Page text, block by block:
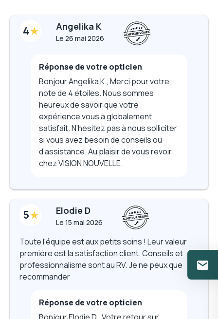
4 Angelika K
Le 26 mai 2026
Réponse de votre opticien
Bonjour Angelika K., Merci pour votre
note de 4 étoiles. Nous sommes
heureux de savoir que votre
expérience vous a globalement
satisfait. N’hésitez pas à nous solliciter
si vous avez besoin de conseils ou
d’assistance. Au plaisir de vous revoir
chez VISION NOUVELLE.
5 Elodie D
Le 15 mai 2026
Toute l'équipe est aux petits soins ! Leur valeur
première est la satisfaction client. Conseils et
professionnalisme sont au RV. Je ne peux que
recommander
Réponse de votre opticien